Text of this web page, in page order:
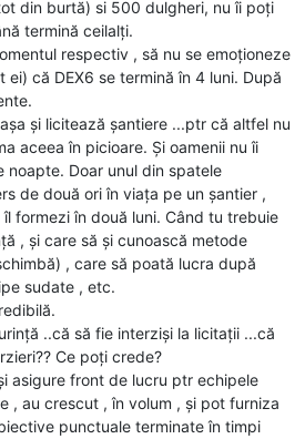
din burtă) si 500 dulgheri, nu îi poți
termină ceilalți.
respectiv , să nu se emoționeze
ei) că DEX6 se termină în 4 luni. După
și licitează șantiere ...ptr că altfel nu
aceea în picioare. Și oamenii nu îi
noapte. Doar unul din spatele
de două ori în viața pe un șantier ,
formezi în două luni. Când tu trebuie
, și care să și cunoască metode
, care să poată lucra după
sudate , etc.
..că să fie interziși la licitații ...că
Ce poți crede?
asigure front de lucru ptr echipele
, au crescut , în volum , și pot furniza
punctuale terminate în timpi